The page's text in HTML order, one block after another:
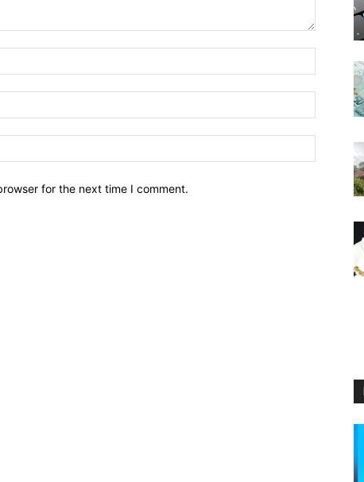
for the next time I comment.